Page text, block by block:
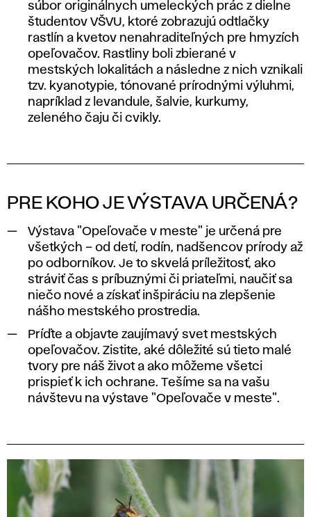
súbor originálnych umeleckých prác z dielne
študentov VŠVU, ktoré zobrazujú odtlačky
rastlín a kvetov nenahraditeľných pre hmyzích
opeľovačov. Rastliny boli zbierané v
mestských lokalitách a následne z nich vznikali
tzv. kyanotypie, tónované prírodnými výluhmi,
napríklad z levandule, šalvie, kurkumy,
zeleného čaju či cvikly.
PRE KOHO JE VÝSTAVA URČENÁ?
Výstava "Opeľovače v meste" je určená pre
všetkých – od detí, rodín, nadšencov prírody až
po odborníkov. Je to skvelá príležitosť, ako
stráviť čas s príbuznými či priateľmi, naučiť sa
niečo nové a získať inšpiráciu na zlepšenie
nášho mestského prostredia.
Príďte a objavte zaujímavý svet mestských
opeľovačov. Zistite, aké dôležité sú tieto malé
tvory pre náš život a ako môžeme všetci
prispieť k ich ochrane. Tešíme sa na vašu
návštevu na výstave "Opeľovače v meste".